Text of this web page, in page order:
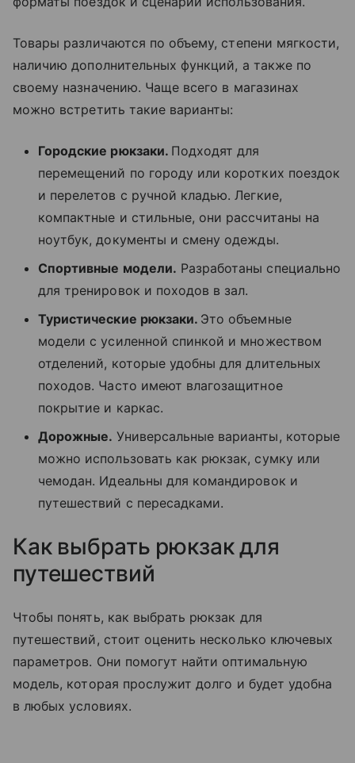
Товары различаются по объему, степени мягкости,
наличию дополнительных функций, а также по
своему назначению. Чаще всего в магазинах
можно встретить такие варианты:
Городские рюкзаки. Подходят для
перемещений по городу или коротких поездок
и перелетов с ручной кладью. Легкие,
компактные и стильные, они рассчитаны на
ноутбук, документы и смену одежды.
Спортивные модели. Разработаны специально
для тренировок и походов в зал.
Туристические рюкзаки. Это объемные
модели с усиленной спинкой и множеством
отделений, которые удобны для длительных
походов. Часто имеют влагозащитное
покрытие и каркас.
Дорожные. Универсальные варианты, которые
можно использовать как рюкзак, сумку или
чемодан. Идеальны для командировок и
путешествий с пересадками.
Как выбрать рюкзак для
путешествий
Чтобы понять, как выбрать рюкзак для
путешествий, стоит оценить несколько ключевых
параметров. Они помогут найти оптимальную
модель, которая прослужит долго и будет удобна
в любых условиях.